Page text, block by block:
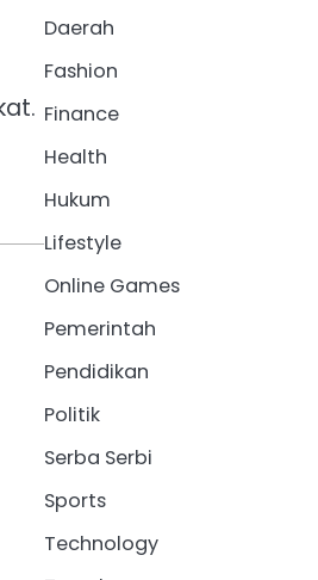
Daerah
Fashion
Finance
Health
Hukum
Lifestyle
Online Games
Pemerintah
Pendidikan
Politik
Serba Serbi
Sports
Technology